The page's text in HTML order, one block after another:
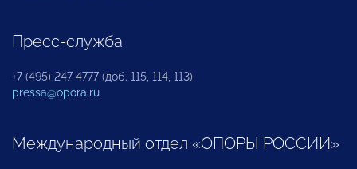
Пресс-служба
+7 (495) 247 4777 (доб. 115, 114, 113)
pressa@opora.ru
Международный отдел «ОПОРЫ РОССИИ»